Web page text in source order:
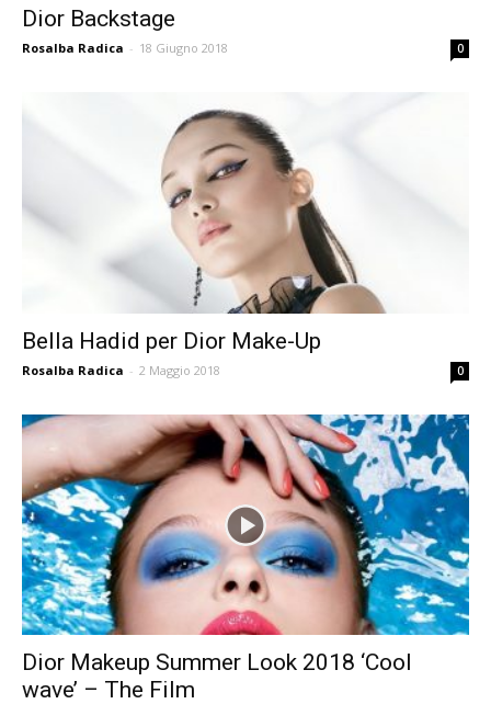
Dior Backstage
Rosalba Radica - 18 Giugno 2018 0
Bella Hadid per Dior Make-Up
Rosalba Radica - 2 Maggio 2018 0
Dior Makeup Summer Look 2018 ‘Cool
wave’ – The Film